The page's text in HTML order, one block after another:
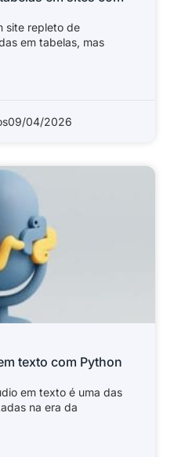
site repleto de
em tabelas, mas
09/04/2026
texto com Python
em texto é uma das
na era da